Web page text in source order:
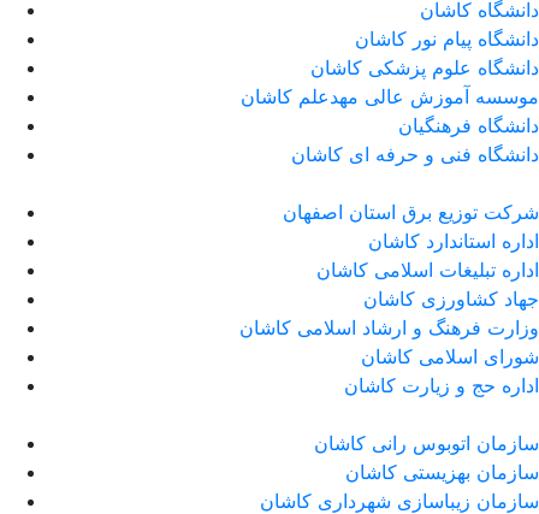
دانشگاه کاشان
دانشگاه پیام نور کاشان
دانشگاه علوم پزشکی کاشان
موسسه آموزش عالی مهدعلم کاشان
دانشگاه فرهنگیان
دانشگاه فنی و حرفه ای کاشان
شرکت توزیع برق استان اصفهان
اداره استاندارد كاشان
اداره تبلیغات اسلامی کاشان
جهاد کشاورزی کاشان
وزارت فرهنگ و ارشاد اسلامی کاشان
شورای اسلامی کاشان
اداره حج و زیارت کاشان
سازمان اتوبوس رانی کاشان
سازمان بهزیستی کاشان
سازمان زیباسازی شهرداری کاشان